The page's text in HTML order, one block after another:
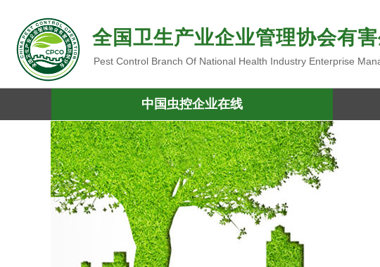
全国卫生产业企业管理协会有
Pest Control Branch Of National Health Industry Enterprise
中国虫控企业在线